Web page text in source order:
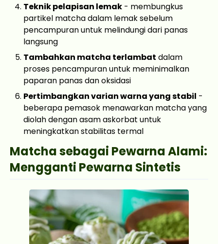
Teknik pelapisan lemak - membungkus
partikel matcha dalam lemak sebelum
pencampuran untuk melindungi dari panas
langsung
Tambahkan matcha terlambat dalam
proses pencampuran untuk meminimalkan
paparan panas dan oksidasi
Pertimbangkan varian warna yang stabil -
beberapa pemasok menawarkan matcha yang
diolah dengan asam askorbat untuk
meningkatkan stabilitas termal
Matcha sebagai Pewarna Alami:
Mengganti Pewarna Sintetis